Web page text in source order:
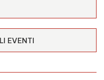
EVENTI